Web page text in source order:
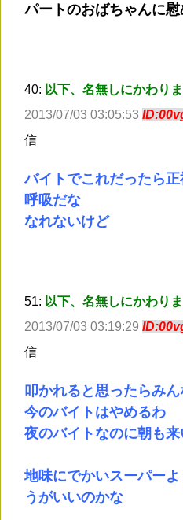
パートのおばちゃんに慰
40: 以下、名無しにかわり
2013/07/03 03:05:53
信
バイトでこれだったら
呼吸だな
なれないけど
51: 以下、名無しにかわり
2013/07/03 03:19:29
信
叩かれると思ったらみ
今のバイトはやめるわ
夜のバイトなのに朝も
地味にでかいスーパー
うがいいのかな